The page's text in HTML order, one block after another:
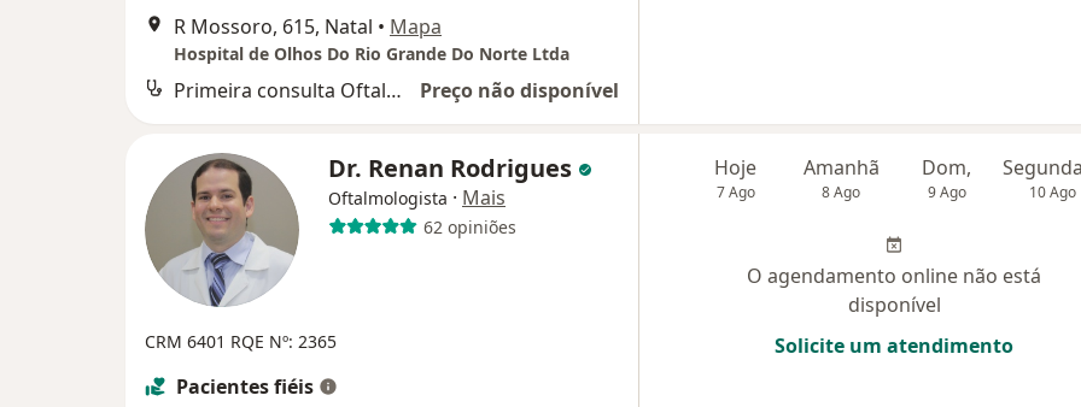
R Mossoro, 615, Natal • Mapa
Hospital de Olhos Do Rio Grande Do Norte Ltda
Primeira consulta Oftalmologia Preço não disponível
Dr. Renan Rodrigues
Oftalmologista · Mais
62 opiniões
CRM 6401 RQE Nº: 2365
Pacientes fiéis
Hoje
7 Ago
Amanhã
8 Ago
Dom,
9 Ago 10 Ago
O agendamento online não está
disponível
Solicite um atendimento